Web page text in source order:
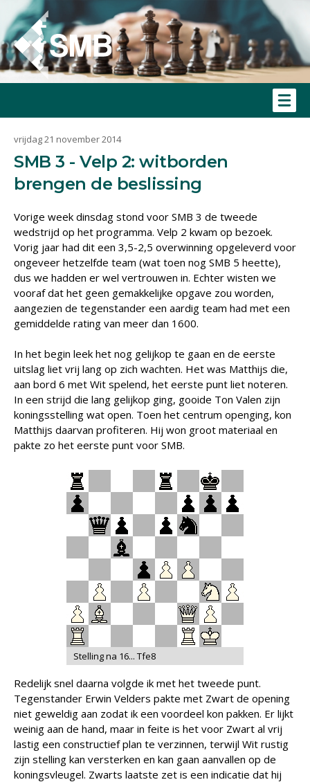
vrijdag 21 november 2014
SMB 3 - Velp 2: witborden
brengen de beslissing
Vorige week dinsdag stond voor SMB 3 de tweede
wedstrijd op het programma. Velp 2 kwam op bezoek.
Vorig jaar had dit een 3,5-2,5 overwinning opgeleverd voor
ongeveer hetzelfde team (wat toen nog SMB 5 heette),
dus we hadden er wel vertrouwen in. Echter wisten we
vooraf dat het geen gemakkelijke opgave zou worden,
aangezien de tegenstander een aardig team had met een
gemiddelde rating van meer dan 1600.
In het begin leek het nog gelijkop te gaan en de eerste
uitslag liet vrij lang op zich wachten. Het was Matthijs die,
aan bord 6 met Wit spelend, het eerste punt liet noteren.
In een strijd die lang gelijkop ging, gooide Ton Valen zijn
koningsstelling wat open. Toen het centrum openging, kon
Matthijs daarvan profiteren. Hij won groot materiaal en
pakte zo het eerste punt voor SMB.
Stelling na 16... Tfe8
Redelijk snel daarna volgde ik met het tweede punt.
Tegenstander Erwin Velders pakte met Zwart de opening
niet geweldig aan zodat ik een voordeel kon pakken. Er lijkt
weinig aan de hand, maar in feite is het voor Zwart al vrij
lastig een constructief plan te verzinnen, terwijl Wit rustig
zijn stelling kan versterken en kan gaan aanvallen op de
koningsvleugel. Zwarts laatste zet is een indicatie dat hij